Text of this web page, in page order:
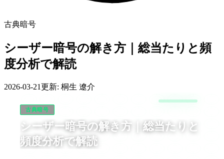
古典暗号
シーザー暗号の解き方｜総当たりと頻
度分析で解読
2026-03-21更新: 桐生 遼介
古典暗号
シーザー暗号の解き方｜総当たりと
頻度分析で解読